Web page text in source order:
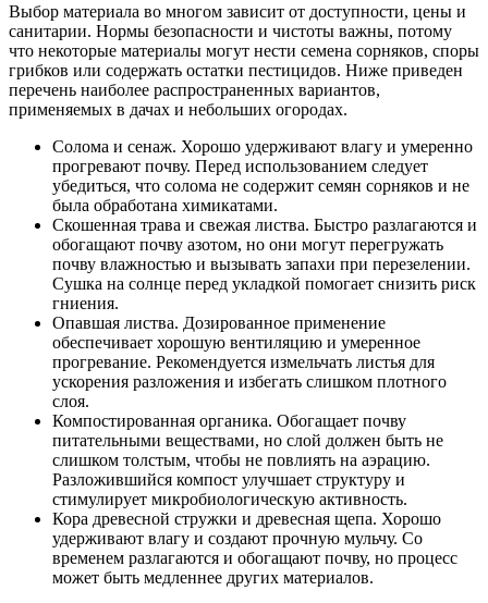
Выбор материала во многом зависит от доступности, цены и
санитарии. Нормы безопасности и чистоты важны, потому
что некоторые материалы могут нести семена сорняков, споры
грибков или содержать остатки пестицидов. Ниже приведен
перечень наиболее распространенных вариантов,
применяемых в дачах и небольших огородах.
Солома и сенаж. Хорошо удерживают влагу и умеренно
прогревают почву. Перед использованием следует
убедиться, что солома не содержит семян сорняков и не
была обработана химикатами.
Скошенная трава и свежая листва. Быстро разлагаются и
обогащают почву азотом, но они могут перегружать
почву влажностью и вызывать запахи при перезелении.
Сушка на солнце перед укладкой помогает снизить риск
гниения.
Опавшая листва. Дозированное применение
обеспечивает хорошую вентиляцию и умеренное
прогревание. Рекомендуется измельчать листья для
ускорения разложения и избегать слишком плотного
слоя.
Компостированная органика. Обогащает почву
питательными веществами, но слой должен быть не
слишком толстым, чтобы не повлиять на аэрацию.
Разложившийся компост улучшает структуру и
стимулирует микробиологическую активность.
Кора древесной стружки и древесная щепа. Хорошо
удерживают влагу и создают прочную мульчу. Со
временем разлагаются и обогащают почву, но процесс
может быть медленнее других материалов.